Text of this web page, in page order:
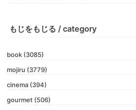
もじをもじる / category
book (3085)
mojiru (3779)
cinema (394)
gourmet (506)